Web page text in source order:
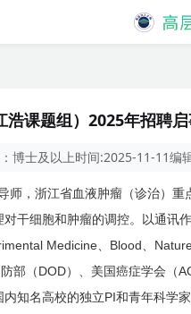
课题组）2025年招聘
博士及以上时间:2025-11-11编
师，浙江省血液肿瘤（诊治）
干细胞和肿瘤的调控。以通讯
Medicine
Blood
部（ DOD）、美国癌症学会（
知名高校的独立PI和青年科学家